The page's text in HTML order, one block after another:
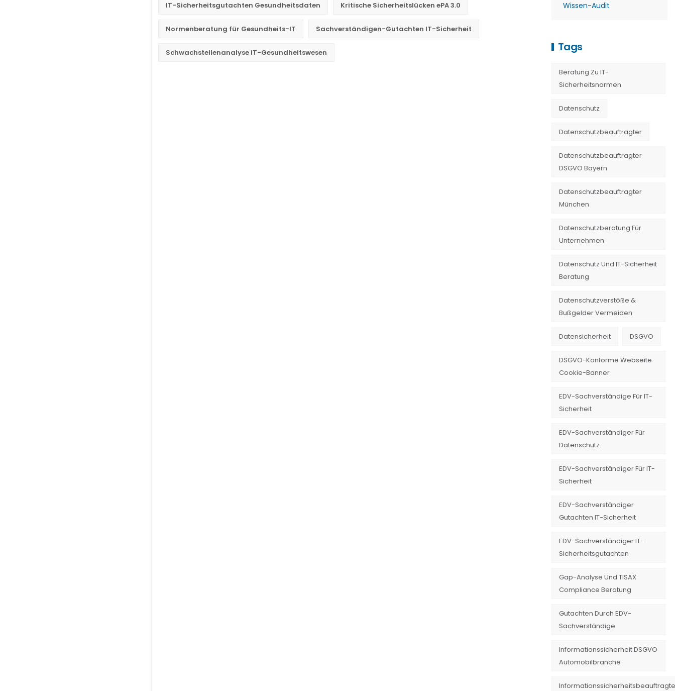
IT-Sicherheitsgutachten Gesundheitsdaten Kritische Sicherheitslücken ePA 3.0
Normenberatung für Gesundheits-IT Sachverständigen-Gutachten IT-Sicherheit
Schwachstellenanalyse IT-Gesundheitswesen
Wissen-Audit
Tags
Beratung Zu IT-
Sicherheitsnormen
Datenschutz
Datenschutzbeauftragter
Datenschutzbeauftragter
DSGVO Bayern
Datenschutzbeauftragter
München
Datenschutzberatung Für
Unternehmen
Datenschutz Und IT-Sicherheit
Beratung
Datenschutzverstöße &
Bußgelder Vermeiden
Datensicherheit DSGVO
DSGVO-Konforme Webseite
Cookie-Banner
EDV-Sachverständige Für IT-
Sicherheit
EDV-Sachverständiger Für
Datenschutz
EDV-Sachverständiger Für IT-
Sicherheit
EDV-Sachverständiger
Gutachten IT-Sicherheit
EDV-Sachverständiger IT-
Sicherheitsgutachten
Gap-Analyse Und TISAX
Compliance Beratung
Gutachten Durch EDV-
Sachverständige
Informationssicherheit DSGVO
Automobilbranche